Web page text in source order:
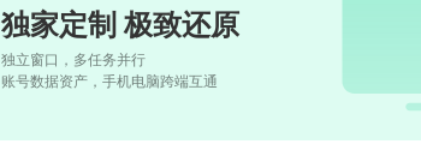
独家定制 极致还原
独立窗口，多任务并行
账号数据资产，手机电脑跨端互通